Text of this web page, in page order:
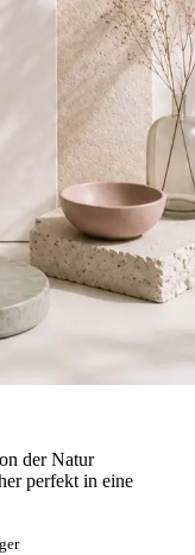
der Natur
perfekt in eine